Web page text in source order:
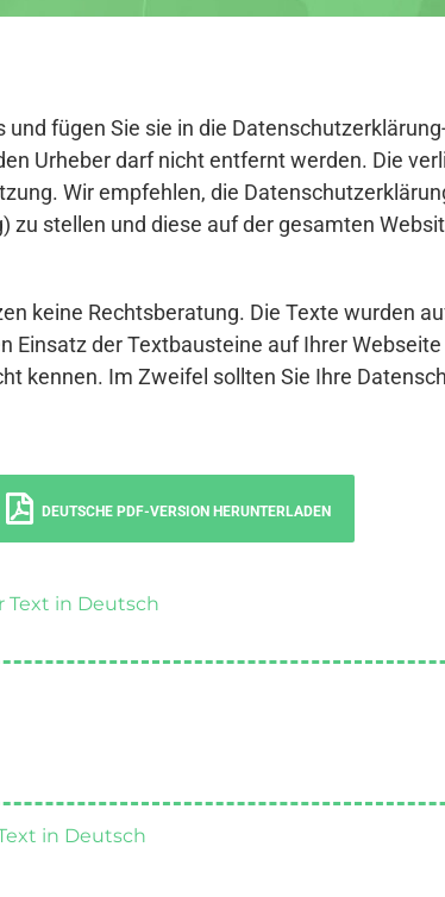
und fügen Sie sie in die
Urheber darf nicht entfernt werden. Die
Wir empfehlen, die
stellen und diese auf der gesamten
keine Rechtsberatung. Die Texte wurden
der Textbausteine auf Ihrer
kennen. Im Zweifel sollten Sie Ihre
DEUTSCHE PDF-VERSION HERUNTERLADEN
Text in Deutsch
in Deutsch